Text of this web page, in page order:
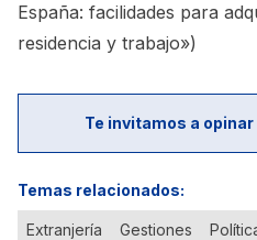
España: facilidades para
residencia y trabajo»)
Te invitamos a
Temas relacionados:
Extranjería Gestiones